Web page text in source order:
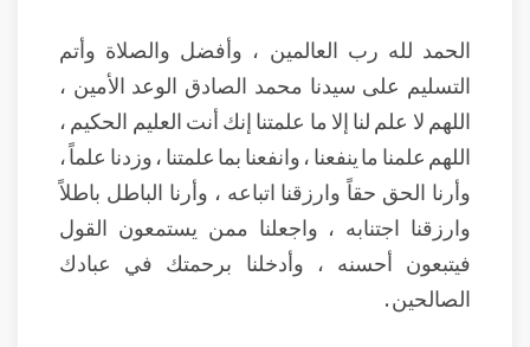
الحمد لله رب العالمين ، وأفضل والصلاة وأتم
التسليم على سيدنا محمد الصادق الوعد الأمين ،
اللهم لا علم لنا إلا ما علمتنا إنك أنت العليم الحكيم ،
اللهم علمنا ما ينفعنا ، وانفعنا بما علمتنا ، وزدنا علماً ،
وأرنا الحق حقاً وارزقنا اتباعه ، وأرنا الباطل باطلاً
وارزقنا اجتنابه ، واجعلنا ممن يستمعون القول
فيتبعون أحسنه ، وأدخلنا برحمتك في عبادك
الصالحين .